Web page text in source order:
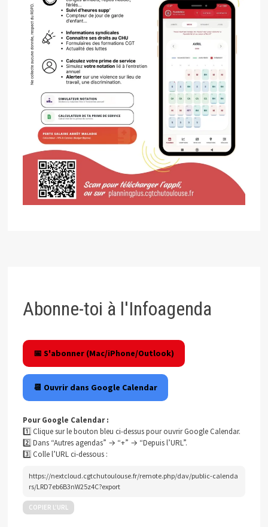
Abonne-toi à l'Infoagenda
📅 S'abonner (Mac/iPhone/Outlook)
📆 Ouvrir dans Google Calendar
Pour Google Calendar :
1️⃣ Clique sur le bouton bleu ci-dessus pour ouvrir Google Calendar.
2️⃣ Dans “Autres agendas” → “+” → “Depuis l’URL”.
3️⃣ Colle l’URL ci-dessous :
https://nextcloud.cgtchutoulouse.fr/remote.php/dav/public-calenda
rs/LRD7eb6B3nW25z4C?export
COPIER L’URL